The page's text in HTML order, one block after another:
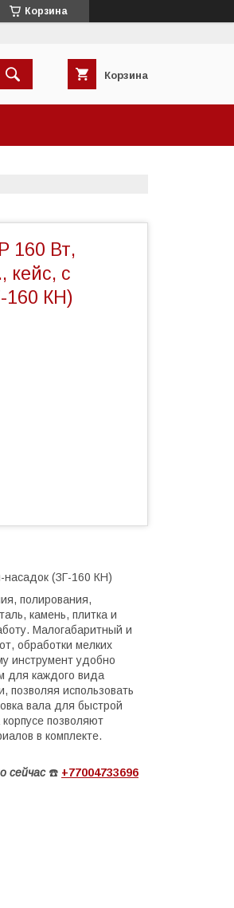
Корзина
Корзина
160 Вт,
кейс, с
160 КН)
насадок (ЗГ-160 КН)
полирования,
камень, плитка и
Малогабаритный и
обработки мелких
инструмент удобно
для каждого вида
позволяя использовать
вала для быстрой
позволяют
в комплекте.
сейчас ☎️ +77004733696